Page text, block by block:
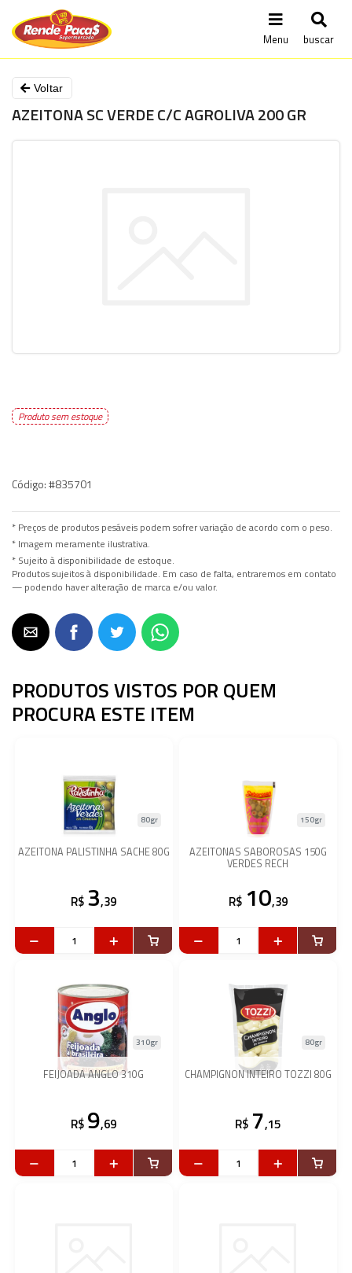
Menu buscar
Voltar
AZEITONA SC VERDE C/C AGROLIVA 200 GR
Produto sem estoque
Código:#835701
* Preços de produtos pesáveis podem sofrer variação de acordo com o peso.
* Imagem meramente ilustrativa.
* Sujeito à disponibilidade de estoque.
Produtos sujeitos à disponibilidade. Em caso de falta, entraremos em contato
— podendo haver alteração de marca e/ou valor.
PRODUTOS VISTOS POR QUEM
PROCURA ESTE ITEM
AZEITONA PALISTINHA SACHE 80G
80gr
R$ 3,39
AZEITONAS SABOROSAS 150G
VERDES RECH
150gr
R$ 10,39
FEIJOADA ANGLO 310G
310gr
R$ 9,69
CHAMPIGNON INTEIRO TOZZI 80G
80gr
R$ 7,15